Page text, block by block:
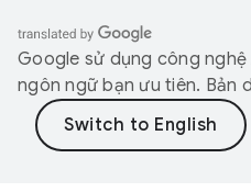
Google sử dụng công
ngôn ngữ bạn ưu tiên. Bản